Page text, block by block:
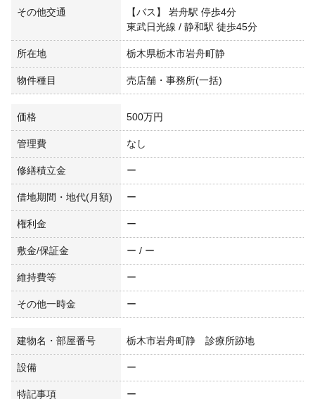
その他交通
【バス】 岩舟駅 停歩4分
東武日光線 / 静和駅 徒歩45分
所在地 栃木県栃木市岩舟町静
物件種目 売店舗・事務所(一括)
価格 500万円
管理費 なし
修繕積立金 ー
借地期間・地代(月額) ー
権利金 ー
敷金/保証金 ー / ー
維持費等 ー
その他一時金 ー
建物名・部屋番号 栃木市岩舟町静 診療所跡地
設備 ー
特記事項 ー